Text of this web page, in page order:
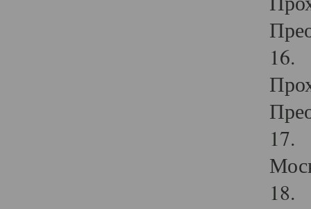
16.
17.
18.